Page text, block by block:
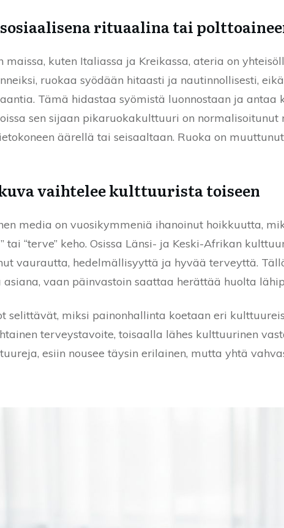
rituaalina tai
maissa, kuten Italiassa ja Kreikassa, ateria on
ruokaa syödään hitaasti ja nautinnollisesti,
Tämä hidastaa syömistä luonnostaan ja
sen sijaan pikaruokakulttuuri on
äärellä tai seisaaltaan. Ruoka on
vaihtelee kulttuurista toiseen
media on vuosikymmeniä ihanoinut hoikkuutta,
tai “terve” keho. Osissa Länsi- ja Keski-Afrikan
vaurautta, hedelmällisyyttä ja hyvää terveyttä.
asiana, vaan päinvastoin saattaa herättää huolta
selittävät, miksi painonhallinta koetaan eri
terveystavoite, toisaalla lähes kulttuurinen
esiin nousee täysin erilainen, mutta yhtä